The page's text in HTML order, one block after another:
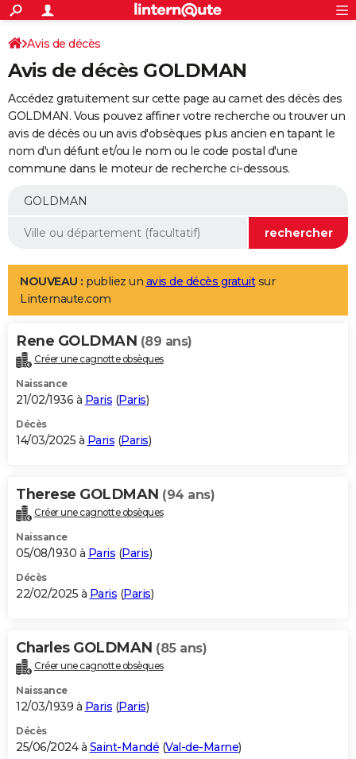
ACTUALITÉS
Politique
Société
Faits Divers
Education
Monde
Villes
+
SPORT
Coupe du monde 2026
Football
Tennis
Cyclisme
Rugby
Forum
Programme TV
TNT
Streaming
Cinéma
Sorties cinéma
Musique
+
FINANCE
Retraite
Epargne
Immobilier
Risques naturels par ville
Banque
Assurance
AUTO
Essais
Réserver un essai
Citadines
Berlines
SUV
Forum auto
+
Mobiles
Meilleur smartphone
Internet
Ordinateurs
Jeux vidéo
Guide high-tech
Aménagement intérieur
LIFESTYLE
Art de vivre
Bien-être
Loisirs
Mode
Modes de vie
Alimentation
Guide de la santé
Maladies
Médicaments
Sommeil
VOYAGE
Destinations
City break
Voyage nature
Voyage de noces
Forum
Climat
+PHOTO
GUIDES D'ACHAT
BONS PLANS
Carte de Noël
Carte Bonne année
Carte Saint-Valentin
Carte Pâques
Carte d'anniversaire
DICTIONNAIRE
Dictionnaire
Biographies
Citations
Expressions
Proverbes
PROGRAMME TV
S'inscrire
Se connecter
Lycées
Collèges
Primaires
Universités
Entreprises
Service militaire
Avis de recherche
AVIS DE DÉCÈS
Bricolage
Lifestyle
Culture
Sport
Auto
Television
Voyage
Cinema
Avis de décès
Avis de décès GOLDMAN
Accédez gratuitement sur cette page au carnet des décès des
GOLDMAN. Vous pouvez affiner votre recherche ou trouver un
avis de décès ou un avis d'obsèques plus ancien en tapant le
nom d'un défunt et/ou le nom ou le code postal d'une
commune dans le moteur de recherche ci-dessous.
NOUVEAU : publiez un avis de décès gratuitsur
Linternaute.com
Rene GOLDMAN (89 ans)
Créer une cagnotte obsèques
Naissance
21/02/1936 à Paris (Paris)
Décès
14/03/2025 à Paris (Paris)
Therese GOLDMAN (94 ans)
Créer une cagnotte obsèques
Naissance
05/08/1930 à Paris (Paris)
Décès
22/02/2025 à Paris (Paris)
Charles GOLDMAN (85 ans)
Créer une cagnotte obsèques
Naissance
12/03/1939 à Paris (Paris)
Décès
25/06/2024 à Saint-Mandé (Val-de-Marne)